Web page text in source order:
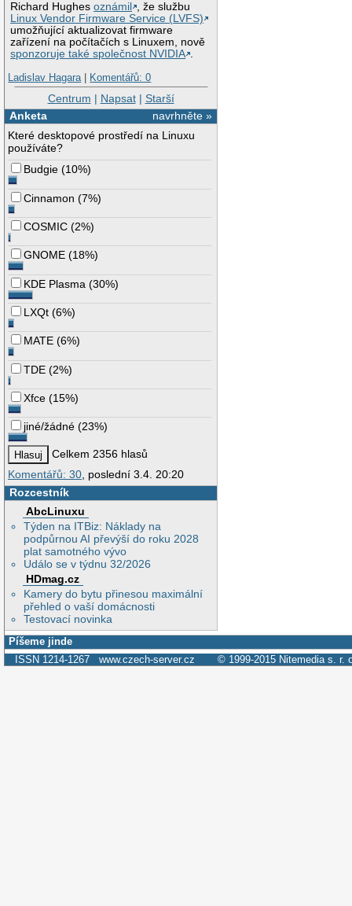
Richard Hughesoznámil
, že službu
Linux Vendor Firmware Service (LVFS)
umožňující aktualizovat firmware
zařízení na počítačích s Linuxem, nově
sponzoruje také společnost NVIDIA .
Ladislav Hagara| Komentářů: 0
Centrum | Napsat| Starší
navrhněte »
Anketa
Které desktopové prostředí na Linuxu
používáte?
Budgie (10%)
Cinnamon (7%)
COSMIC (2%)
GNOME (18%)
KDE Plasma (30%)
LXQt (6%)
MATE (6%)
TDE (2%)
Xfce (15%)
jiné/žádné (23%)
Celkem 2356 hlasů
Komentářů: 30 , poslední 3.4. 20:20
Rozcestník
AbcLinuxu
Týden na ITBiz: Náklady na
podpůrnou AI převýší do roku 2028
plat samotného vývo
Událo se v týdnu 32/2026
HDmag.cz
Kamery do bytu přinesou maximální
přehled o vaší domácnosti
Testovací novinka
Píšeme jinde
ISSN 1214-1267 www.czech-server.cz © 1999-2015 Nitemedia s. r.